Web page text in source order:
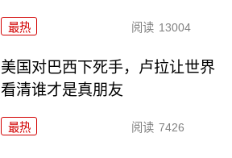
最热 阅读 13004
美国对巴西下死手，卢拉让世界
看清谁才是真朋友
最热 阅读 7426